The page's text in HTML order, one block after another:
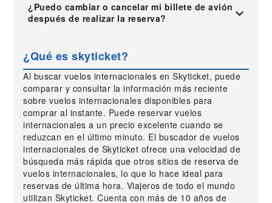
¿Puedo cambiar o cancelar mi billete de avión
después de realizar la reserva?
¿Qué es skyticket?
Al buscar vuelos internacionales en Skyticket, puede
comparar y consultar la información más reciente
sobre vuelos internacionales disponibles para
comprar al instante. Puede reservar vuelos
internacionales a un precio excelente cuando se
reduzcan en el último minuto. El buscador de vuelos
internacionales de Skyticket ofrece una velocidad de
búsqueda más rápida que otros sitios de reserva de
vuelos internacionales, lo que lo hace ideal para
reservas de última hora. Viajeros de todo el mundo
utilizan Skyticket. Cuenta con más de 10 años de